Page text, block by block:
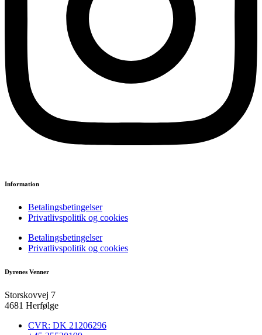
Information
Betalingsbetingelser
Privatlivspolitik og cookies
Betalingsbetingelser
Privatlivspolitik og cookies
Dyrenes Venner
Storskovvej 7
4681 Herfølge
CVR: DK 21206296